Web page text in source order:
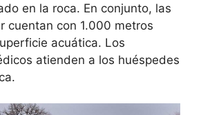
en la roca. En conjunto, las
cuentan con 1.000 metros
acuática. Los
atienden a los huéspedes